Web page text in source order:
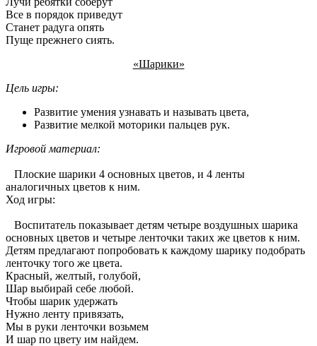
Все в порядок приведут
Станет радуга опять
Пуще прежнего сиять.
«Шарики»
Цель игры:
Развитие умения узнавать и называть цвета,
Развитие мелкой моторики пальцев рук.
Игровой материал:
Плоские шарики 4 основных цветов, и 4 ленты
аналогичных цветов к ним.
Ход игры:
Воспитатель показывает детям четыре воздушных шарика
основных цветов и четыре ленточки таких же цветов к ним.
Детям предлагают попробовать к каждому шарику подобрать
ленточку того же цвета.
Красный, желтый, голубой,
Шар выбирай себе любой.
Чтобы шарик удержать
Нужно ленту привязать,
Мы в руки ленточки возьмем
И шар по цвету им найдем.